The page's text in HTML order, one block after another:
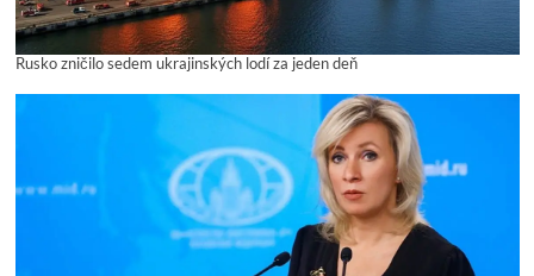
Rusko zničilo sedem ukrajinských lodí za jeden deň